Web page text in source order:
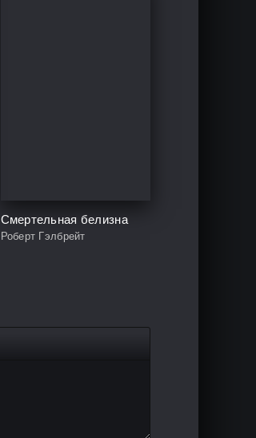
Смертельная белизна
Роберт Гэлбрейт